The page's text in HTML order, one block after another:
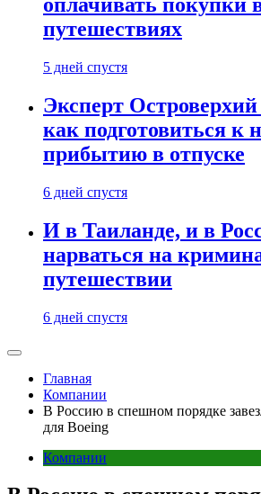
путешествиях
5 дней спустя
Эксперт Островерхий
как подготовиться к
прибытию в отпуске
6 дней спустя
И в Таиланде, и в
нарваться на
путешествии
6 дней спустя
Главная
Компании
В Россию в спешном порядке
для Boeing
Компании